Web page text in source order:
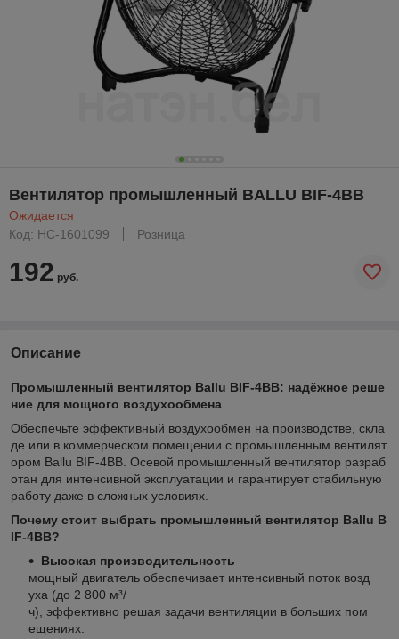
Вентилятор промышленный BALLU BIF-4BB
Ожидается
Код: НС-1601099
Розница
192 руб.
Описание
Промышленный вентилятор Ballu BIF‑4BB: надёжное реше
ние для мощного воздухообмена
Обеспечьте эффективный воздухообмен на производстве, скла
де или в коммерческом помещении с промышленным вентилят
ором Ballu BIF‑4BB. Осевой промышленный вентилятор разраб
отан для интенсивной эксплуатации и гарантирует стабильную
работу даже в сложных условиях.
Почему стоит выбрать промышленный вентилятор Ballu B
IF‑4BB?
Высокая производительность —
мощный двигатель обеспечивает интенсивный поток возд
уха (до 2 800 м³/
ч), эффективно решая задачи вентиляции в больших пом
ещениях.